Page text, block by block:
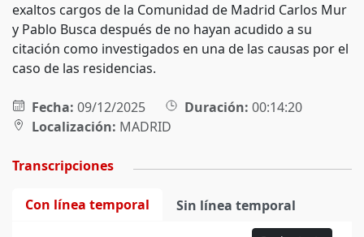
exaltos cargos de la Comunidad de Madrid Carlos Mur
y Pablo Busca después de no hayan acudido a su
citación como investigados en una de las causas por el
caso de las residencias.
Fecha: 09/12/2025 Duración: 00:14:20
Localización: MADRID
Transcripciones
Con línea temporal Sin línea temporal